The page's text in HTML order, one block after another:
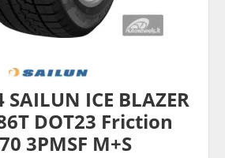
ICE BLAZER
DOT23 Friction
3PMSF M+S